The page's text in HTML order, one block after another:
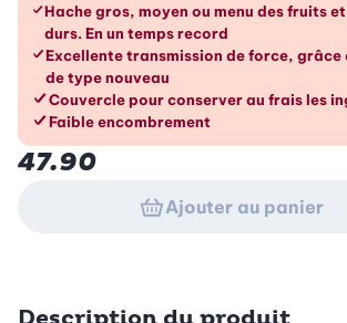
Hache gros, moyen ou menu des fruits
durs. En un temps record
Excellente transmission de force,
de type nouveau
Couvercle pour conserver au frais les
Faible encombrement
47.90
Ajouter au panier